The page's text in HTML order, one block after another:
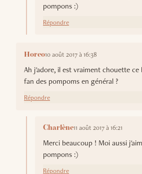
pompons :)
Répondre
Horeo10 août 2017 à 16:38
Ah j'adore, il est vraiment chouette ce
fan des pompoms en général ?
Répondre
Charlène11 août 2017 à 16:21
Merci beaucoup ! Moi aussi
pompons :)
Répondre